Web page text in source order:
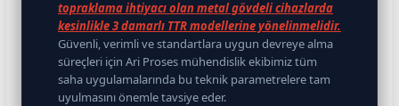
topraklama ihtiyacı olan metal gövdeli cihazlarda
kesinlikle 3 damarlı TTR modellerine yönelinmelidir.
Güvenli, verimli ve standartlara uygun devreye alma
süreçleri için Ari Proses mühendislik ekibimiz tüm
saha uygulamalarında bu teknik parametrelere tam
uyulmasını önemle tavsiye eder.